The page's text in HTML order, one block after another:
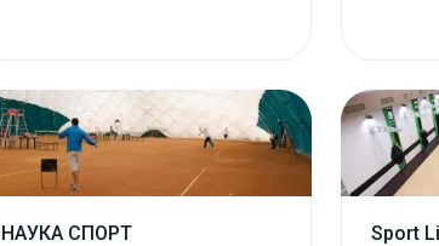
НАУКА СПОРТ Sport